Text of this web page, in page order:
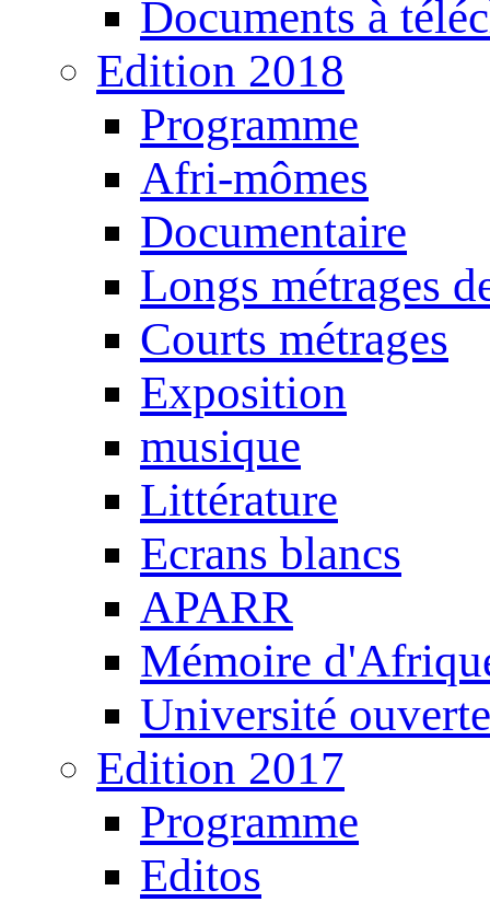
Documents à
Edition 2018
Programme
Afri-mômes
Documentaire
Longs métrages
Courts métrages
Exposition
musique
Littérature
Ecrans blancs
APARR
Mémoire
Université ouverte
Edition 2017
Programme
Editos